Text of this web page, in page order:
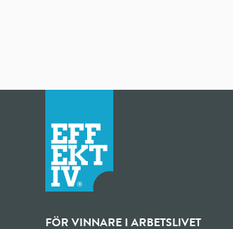
FÖR VINNARE I ARBETSLIVET